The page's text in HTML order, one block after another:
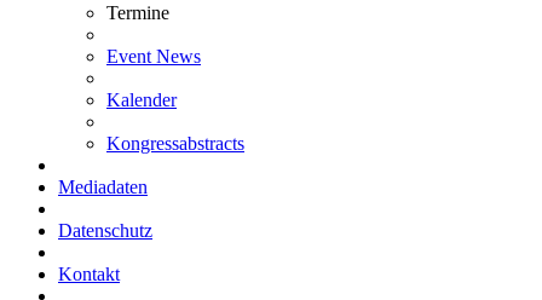
Termine
Event News
Kalender
Kongressabstracts
Mediadaten
Datenschutz
Kontakt